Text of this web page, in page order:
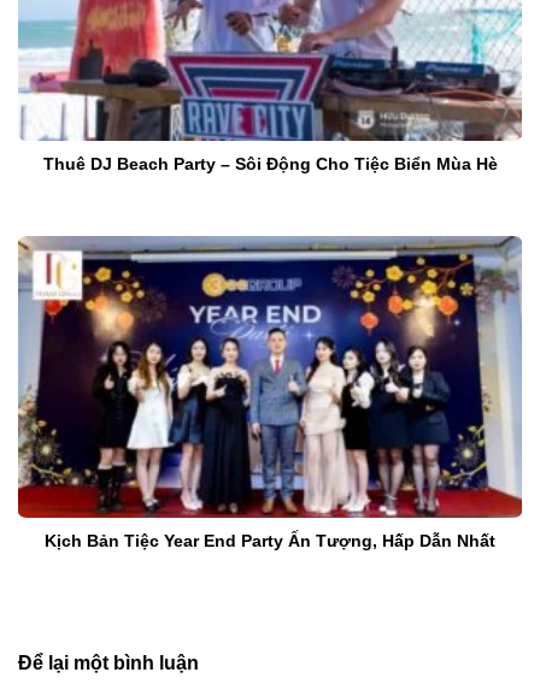
Thuê DJ Beach Party – Sôi Động Cho Tiệc Biển Mùa Hè
Kịch Bản Tiệc Year End Party Ấn Tượng, Hấp Dẫn Nhất
Để lại một bình luận